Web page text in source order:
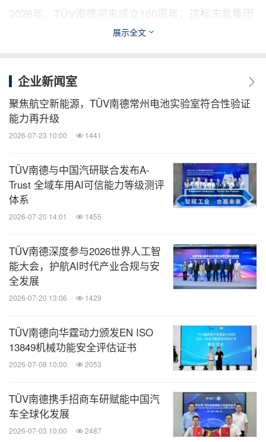
2026年，TÜV南德迎来成立160周年，这标志着集团
在工程专业精神、技术卓越性及责任担当方面的长期
验和认证机构，同时始终扎根于其核心使命 —— 推
动安全、可靠的技术进步。独立性、技术卓越性以及
对安全和信任的坚定承诺，至今仍塑造着集团的价值
作为"POWER 2030"战略的一部分，TÜV南德将继续
专注于有质量的增长、国际业务拓展，以及开发面向
数字化、可持续发展和行业转型的服务。展望未来，
和认证服务的需求将持续存在。
各板块的核心业务仍将是各业务板块实现增长的关键
依托现有专业技术，进一步扩展服务组合，进入新的
行业和市场。特别是在数字化、网络安全、人工智
能、可持续发展法规、能源转型和韧性基础设施发展
等领域，TÜV南德将识别并积极推动新兴领域和面向
未来的合作伙伴关系。
展示全文
企业新闻室
聚焦航空新能源，TÜV南德常州电池实验室符合性验证
能力再升级
2026-07-23 10:00 1441
TÜV南德与中国汽研联合发布A-
Trust 全域车用AI可信能力等级测评
体系
2026-07-20 14:01 1455
TÜV南德深度参与2026世界人工智
能大会，护航AI时代产业合规与安
全发展
2026-07-20 13:06 1429
TÜV南德向华霆动力颁发EN ISO
13849机械功能安全评估证书
2026-07-08 10:00 2053
TÜV南德携手招商车研赋能中国汽
车全球化发展
2026-07-03 10:00 2487